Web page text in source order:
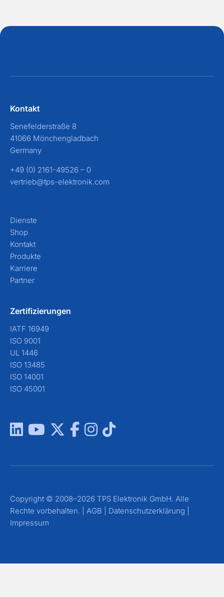
Kontakt
Senefelderstraße 8
41066 Mönchengladbach
Germany
+49 (0) 2161-49526 – 0
vertrieb@tps-elektronik.com
Dienste
Shop
Kontakt
Produkte
Karriere
Partner
Zertifizierungen
IATF 16949
ISO 9001
UL 1446
ISO 13485
ISO 14001
ISO 45001
Copyright © 2008–2026 TPS Elektronik GmbH. Alle
Rechte vorbehalten. | AGB Datenschutzerklärung
Impressum